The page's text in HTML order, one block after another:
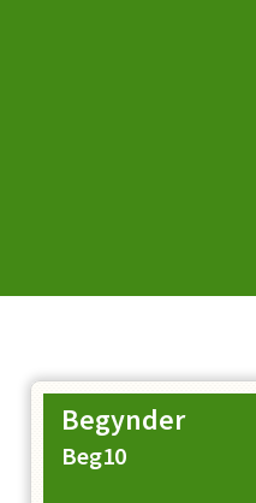
Begynder
Beg10